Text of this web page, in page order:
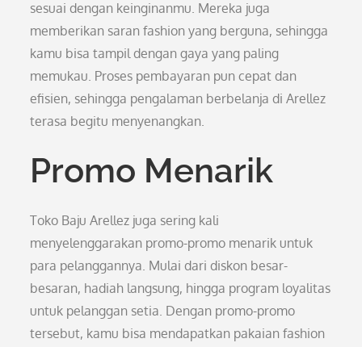
sesuai dengan keinginanmu. Mereka juga
memberikan saran fashion yang berguna, sehingga
kamu bisa tampil dengan gaya yang paling
memukau. Proses pembayaran pun cepat dan
efisien, sehingga pengalaman berbelanja di Arellez
terasa begitu menyenangkan.
Promo Menarik
Toko Baju Arellez juga sering kali
menyelenggarakan promo-promo menarik untuk
para pelanggannya. Mulai dari diskon besar-
besaran, hadiah langsung, hingga program loyalitas
untuk pelanggan setia. Dengan promo-promo
tersebut, kamu bisa mendapatkan pakaian fashion